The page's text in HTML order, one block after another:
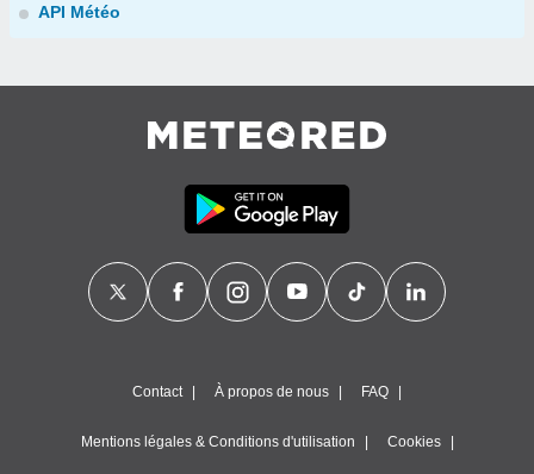
API Météo
Contact À propos de nous FAQ
Mentions légales & Conditions d'utilisation Cookies